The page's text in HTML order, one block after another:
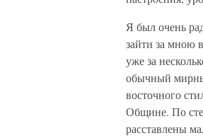
Я был очень
зайти за мною
уже за
обычный
восточного
Общине. По
расставлены